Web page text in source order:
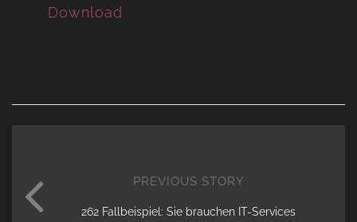
Download
PREVIOUS STORY
262 Fallbeispiel: Sie brauchen IT-Services